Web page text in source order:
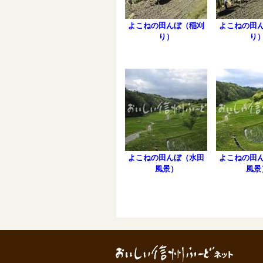
よこねの田んぼ（稲刈
り）
よこねの田
り
よこねの田んぼ（水田
風景）
よこねの田
風景